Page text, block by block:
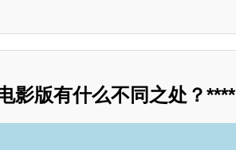
影版有什么不同之处？****